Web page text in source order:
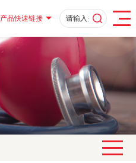
产品快速链接